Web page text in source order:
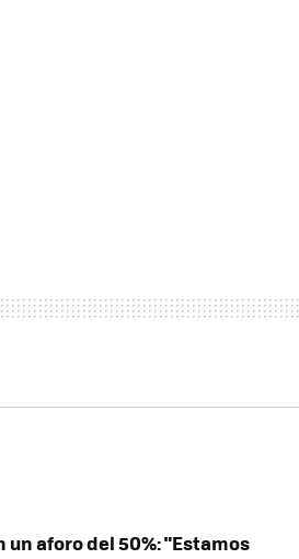
aforo del 50%: "Estamos